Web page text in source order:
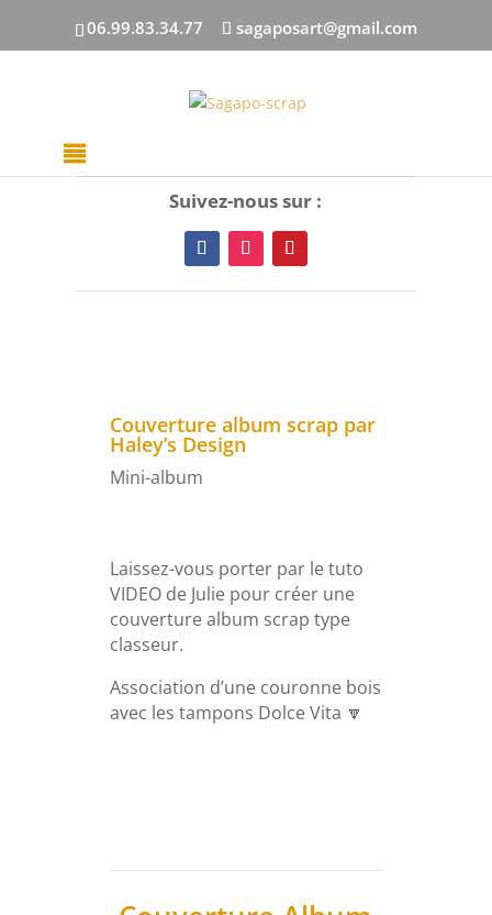
06.99.83.34.77 sagaposart@gmail.com
Suivez-nous sur :
Couverture album scrap par
Haley’s Design
Mini-album
Laissez-vous porter par le tuto
VIDEO de Julie pour créer une
couverture album scrap type
classeur.
Association d’une couronne bois
avec les tampons Dolce Vita 🔽